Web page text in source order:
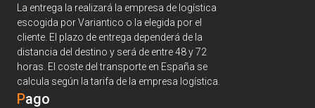
La entrega la realizará la empresa de logística
escogida por Variantico o la elegida por el
cliente. El plazo de entrega dependerá de la
distancia del destino y será de entre 48 y 72
horas. El coste del transporte en España se
calcula según la tarifa de la empresa logística.
Pago